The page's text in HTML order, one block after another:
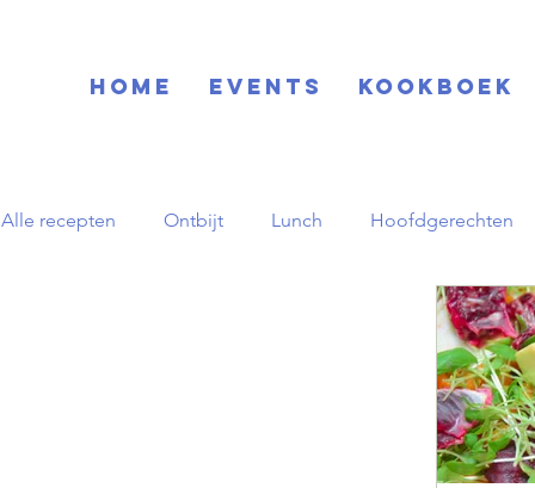
Home EVENTS KOOKBOEK
Alle recepten Ontbijt Lunch Hoofdgerechten
Feestdagen
pornstar martini